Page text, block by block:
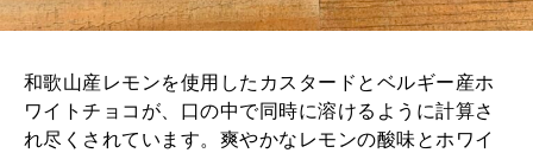
和歌山産レモンを使用したカスタードとベルギー産ホ
ワイトチョコが、口の中で同時に溶けるように計算さ
れ尽くされています。爽やかなレモンの酸味とホワイ